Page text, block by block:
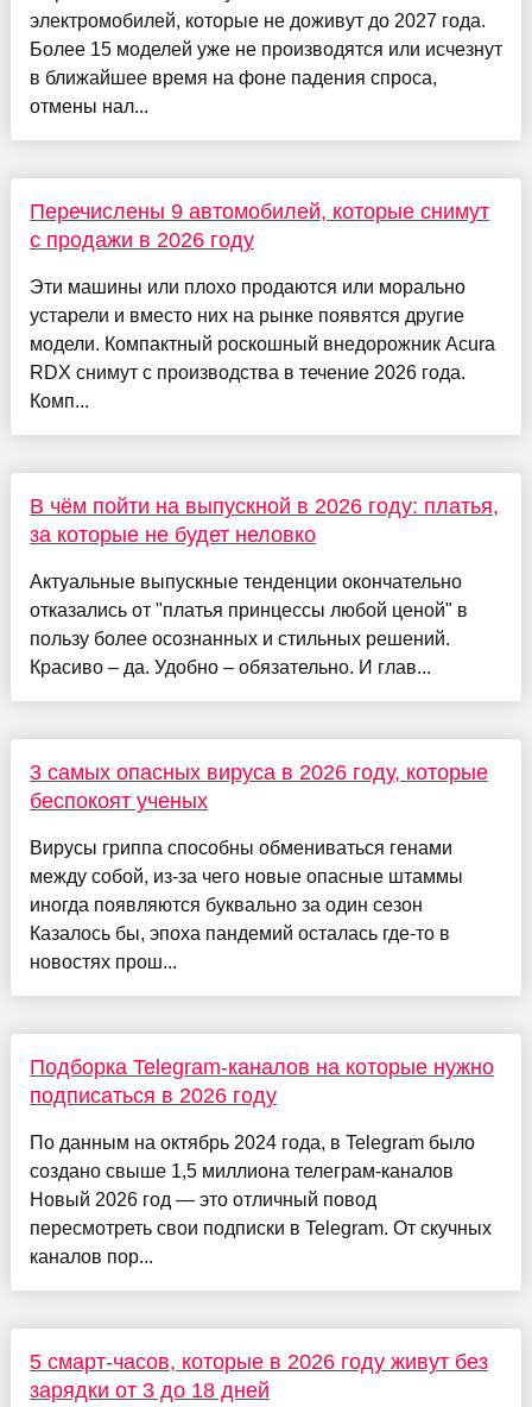
электромобилей, которые не доживут до 2027 года.
Более 15 моделей уже не производятся или исчезнут
в ближайшее время на фоне падения спроса,
отмены нал...
Перечислены 9 автомобилей, которые снимут
с продажи в 2026 году
Эти машины или плохо продаются или морально
устарели и вместо них на рынке появятся другие
модели. Компактный роскошный внедорожник Acura
RDX снимут с производства в течение 2026 года.
Комп...
В чём пойти на выпускной в 2026 году: платья,
за которые не будет неловко
Актуальные выпускные тенденции окончательно
отказались от "платья принцессы любой ценой" в
пользу более осознанных и стильных решений.
Красиво – да. Удобно – обязательно. И глав...
3 самых опасных вируса в 2026 году, которые
беспокоят ученых
Вирусы гриппа способны обмениваться генами
между собой, из-за чего новые опасные штаммы
иногда появляются буквально за один сезон
Казалось бы, эпоха пандемий осталась где-то в
новостях прош...
Подборка Telegram-каналов на которые нужно
подписаться в 2026 году
По данным на октябрь 2024 года, в Telegram было
создано свыше 1,5 миллиона телеграм-каналов
Новый 2026 год — это отличный повод
пересмотреть свои подписки в Telegram. От скучных
каналов пор...
5 смарт-часов, которые в 2026 году живут без
зарядки от 3 до 18 дней